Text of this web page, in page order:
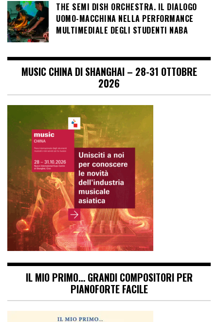
THE SEMI DISH ORCHESTRA. IL DIALOGO
UOMO-MACCHINA NELLA PERFORMANCE
MULTIMEDIALE DEGLI STUDENTI NABA
MUSIC CHINA DI SHANGHAI – 28-31 OTTOBRE
2026
IL MIO PRIMO… GRANDI COMPOSITORI PER
PIANOFORTE FACILE